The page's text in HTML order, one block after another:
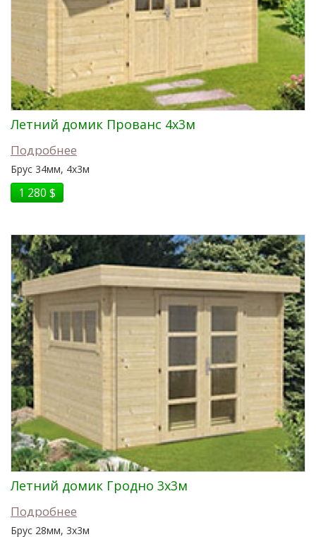
Летний домик Прованс 4x3м
Подробнее
Брус 34мм, 4x3м
1 280 $
Летний домик Гродно 3x3м
Подробнее
Брус 28мм, 3x3м